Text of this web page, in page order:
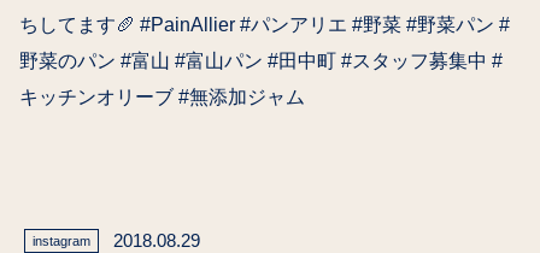
ちしてます🥖 #PainAllier #パンアリエ #野菜 #野菜パン #
野菜のパン #富山 #富山パン #田中町 #スタッフ募集中 #
キッチンオリーブ #無添加ジャム
instagram 2018.08.29